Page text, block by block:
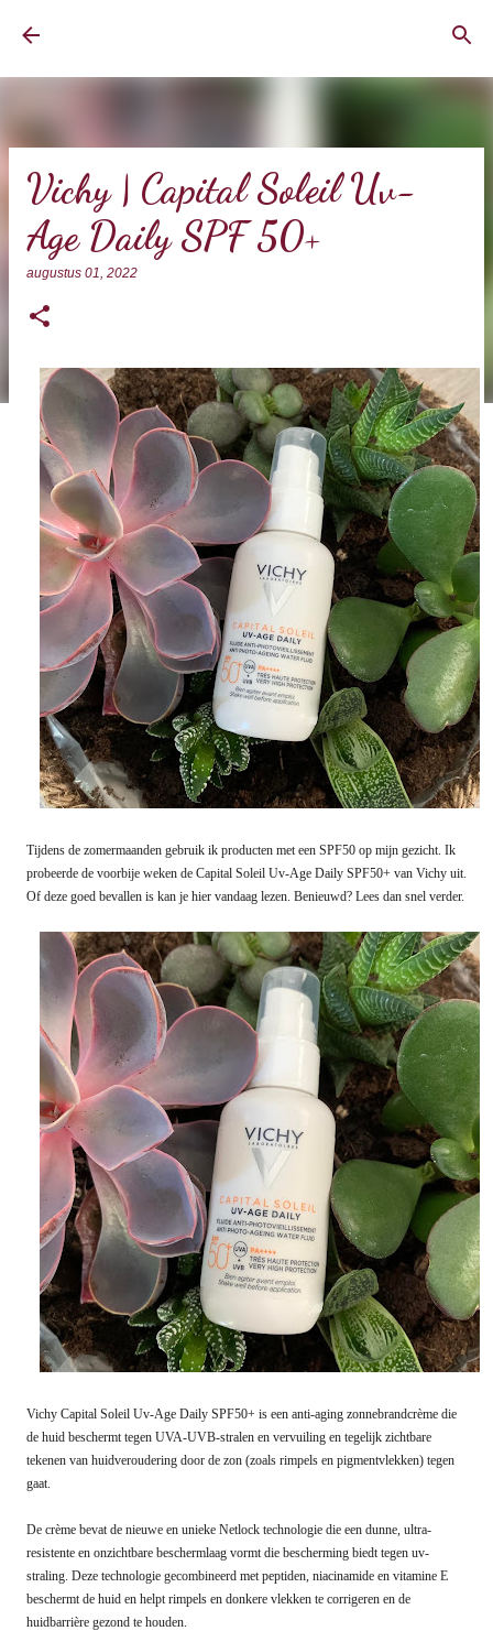
Vichy | Capital Soleil Uv-
Age Daily SPF 50+
augustus 01, 2022
Tijdens de zomermaanden gebruik ik producten met een SPF50 op mijn gezicht. Ik
probeerde de voorbije weken de Capital Soleil Uv-Age Daily SPF50+ van Vichy uit.
Of deze goed bevallen is kan je hier vandaag lezen. Benieuwd? Lees dan snel verder.
Vichy Capital Soleil Uv-Age Daily SPF50+ is een anti-aging zonnebrandcrème die
de huid beschermt tegen UVA-UVB-stralen en vervuiling en tegelijk zichtbare
tekenen van huidveroudering door de zon (zoals rimpels en pigmentvlekken) tegen
gaat.
De crème bevat de nieuwe en unieke Netlock technologie die een dunne, ultra-
resistente en onzichtbare beschermlaag vormt die bescherming biedt tegen uv-
straling. Deze technologie gecombineerd met peptiden, niacinamide en vitamine E
beschermt de huid en helpt rimpels en donkere vlekken te corrigeren en de
huidbarrière gezond te houden.